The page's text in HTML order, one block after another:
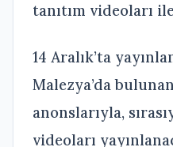
tanıtım videoları
14 Aralık’ta
Malezya’da
anonslarıyla,
videoları